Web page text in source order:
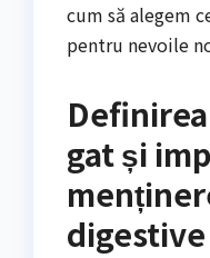
cum să alegem
pentru nevoile
gat și
digestive